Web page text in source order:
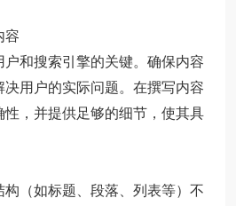
和搜索引擎的关键。确保内容
用户的实际问题。在撰写内容
，并提供足够的细节，使其具
（如标题、段落、列表等）不